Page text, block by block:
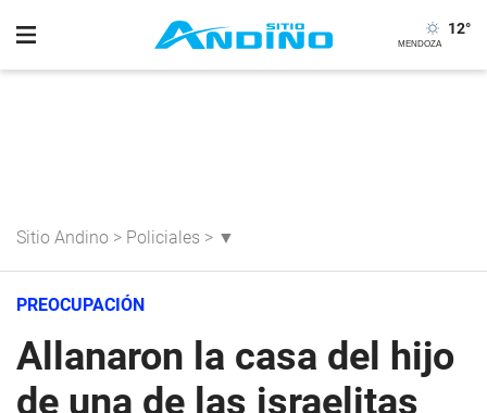
12°
Sitio Andino > Policiales > ▼
PREOCUPACIÓN
Allanaron la casa del hijo
de una de las israelitas